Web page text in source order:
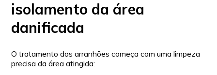
isolamento da área
danificada
O tratamento dos arranhões começa com uma limpeza
precisa da área atingida: